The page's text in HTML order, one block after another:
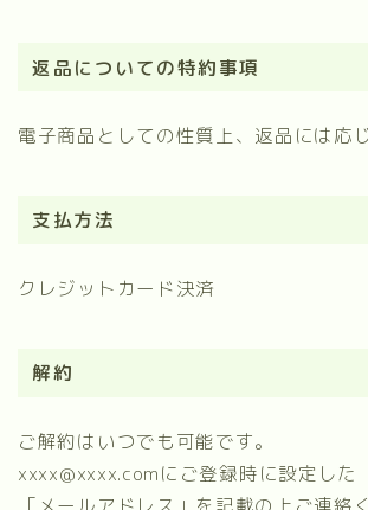
返品についての特約事項
電子商品としての性質上、返品には応
支払方法
クレジットカード決済
解約
ご解約はいつでも可能です。
xxxx@xxxx.comにご登録時に設定した